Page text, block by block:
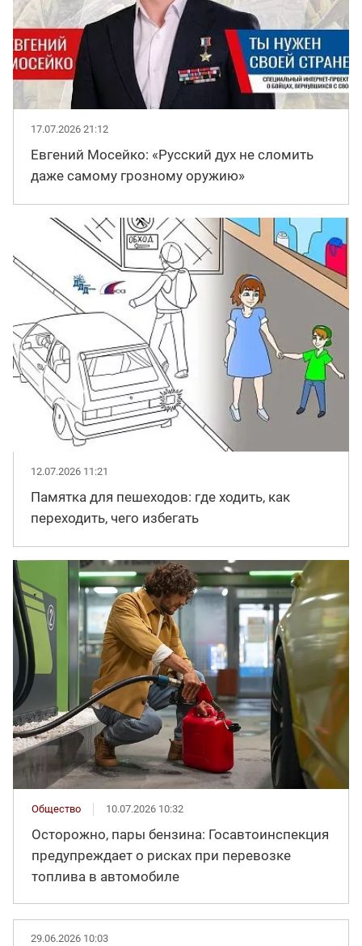
17.07.2026 21:12
Евгений Мосейко: «Русский дух не сломить
даже самому грозному оружию»
12.07.2026 11:21
Памятка для пешеходов: где ходить, как
переходить, чего избегать
Общество 10.07.2026 10:32
Осторожно, пары бензина: Госавтоинспекция
предупреждает о рисках при перевозке
топлива в автомобиле
29.06.2026 10:03